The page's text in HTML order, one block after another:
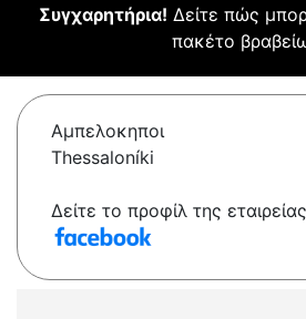
Συγχαρητήρια! Δείτε πώς
πακέτο
Αμπελοκηποι
Thessaloníki
Δείτε το προφίλ της